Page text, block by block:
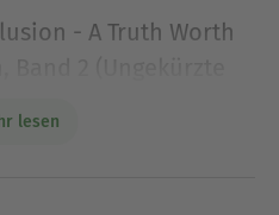
- A Truth Worth
Suspense-Dilogie von
lesen